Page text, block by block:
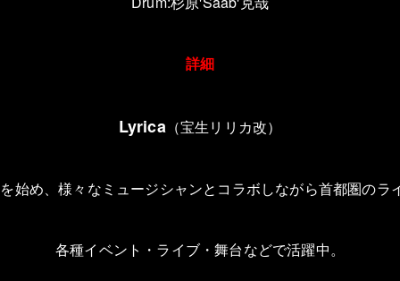
詳細
Lyrica（宝生リリカ改）
始め、様々なミュージシャンとコラボしながら首都圏のラ
各種イベント・ライブ・舞台などで活躍中。